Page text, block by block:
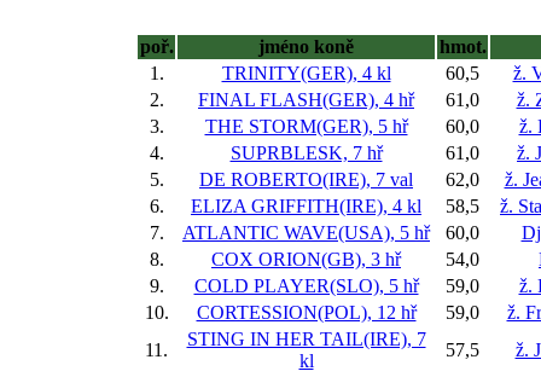
poř. jméno koně
hmot.
1.
TRINITY(GER), 4 kl 60,5
ž.
2.
FINAL FLASH(GER), 4 hř 61,0
ž.
3.
THE STORM(GER), 5 hř 60,0
ž.
4.
SUPRBLESK, 7 hř 61,0
ž.
5.
DE ROBERTO(IRE), 7 val 62,0
ž.
6.
ELIZA GRIFFITH(IRE), 4 kl 58,5
ž.
7.
ATLANTIC WAVE(USA), 5 hř 60,0
8.
COX ORION(GB), 3 hř 54,0
9.
COLD PLAYER(SLO), 5 hř 59,0
ž.
10.
CORTESSION(POL), 12 hř 59,0
ž.
11.
STING IN HER TAIL(IRE), 7
kl
57,5
ž.